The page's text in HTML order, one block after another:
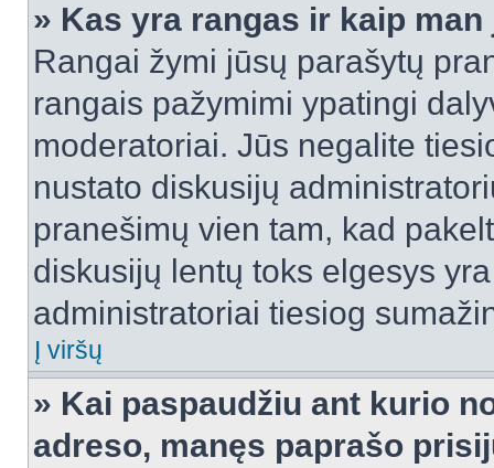
» Kas yra rangas ir kaip
Rangai žymi jūsų parašytų
rangais pažymimi ypatingi
moderatoriai. Jūs negalite
nustato diskusijų
pranešimų vien tam, kad
diskusijų lentų toks elgesys
administratoriai tiesiog
Į viršų
» Kai paspaudžiu ant kurio
adreso, manęs paprašo